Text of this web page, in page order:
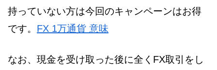
持っていない方は今回のキャンペーンはお得
です。 FX 1万通貨 意味
なお、現金を受け取った後に全くFX取引をし